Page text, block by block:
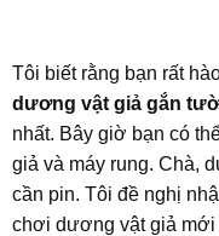
Tôi biết rằng bạn rất
dương vật giả gắn
nhất. Bây giờ bạn có
giả và máy rung. Chà,
cần pin. Tôi đề nghị
chơi dương vật giả mới